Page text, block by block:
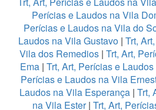
Perícias e Laudos na Vila
Perícias e Laudos na Vila do
Laudos na Vila Gustavo | Trt,
Vila dos Remedios| Trt, Art,
Ema | Trt, Art, Perícias e
Perícias e Laudos na Vila
Laudos na Vila Esperança | Trt,
na Vila Ester| Trt, Art,